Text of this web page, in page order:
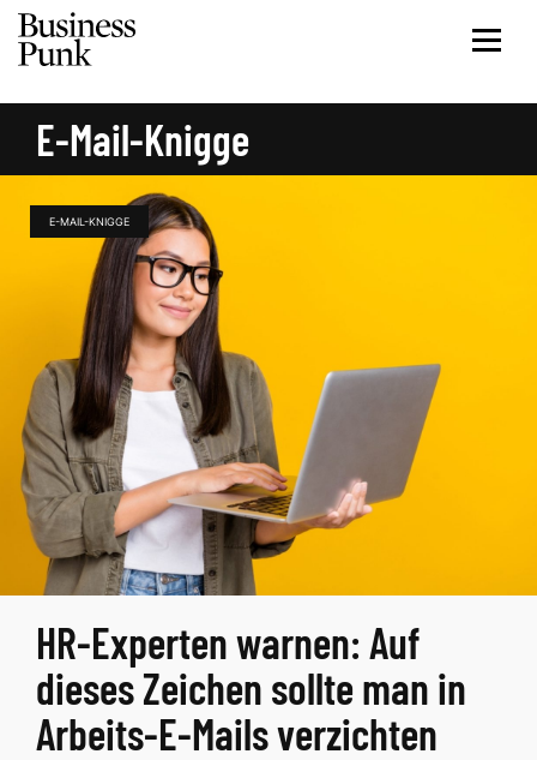
E-Mail-Knigge
E-MAIL-KNIGGE
HR-Experten warnen: Auf
dieses Zeichen sollte man in
Arbeits-E-Mails verzichten